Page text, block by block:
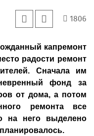
1806
капремонт
радости ремонт
Сначала им
фонд за
от дома, а потом
ремонта все
на него выделено